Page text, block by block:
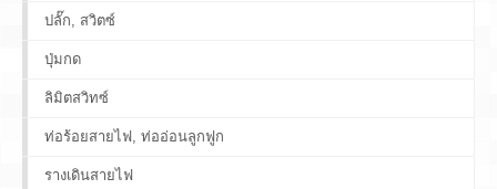
ปลั๊ก, สวิตซ์
ปุ่มกด
ลิมิตสวิทซ์
ท่อร้อยสายไฟ, ท่ออ่อนลูกฟูก
รางเดินสายไฟ